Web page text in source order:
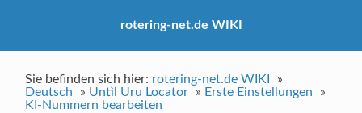
rotering-net.de WIKI
Sie befinden sich hier: rotering-net.de WIKI
»
Deutsch
» Untìl Uru Locator » Erste Einstellungen
»
KI-Nummern bearbeiten